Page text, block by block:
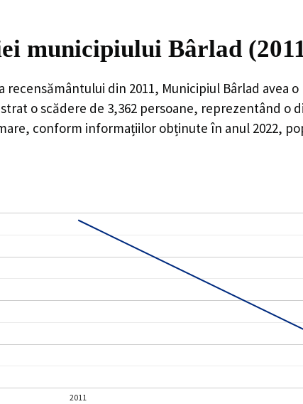
municipiului Bârlad
din 2011, Municipiul Bârlad avea
oscădere de 3,362 persoane, reprezentând o
conform informațiilor obținute în anul 2022,
2011